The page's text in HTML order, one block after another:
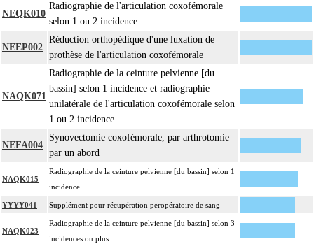
NEQK010
Radiographie de l'articulation coxofémorale
selon 1 ou 2 incidence
NEEP002
Réduction orthopédique d'une luxation de
prothèse de l'articulation coxofémorale
NAQK071
Radiographie de la ceinture pelvienne [du
bassin] selon 1 incidence et radiographie
unilatérale de l'articulation coxofémorale selon
1 ou 2 incidence
NEFA004
Synovectomie coxofémorale, par arthrotomie
par un abord
NAQK015
Radiographie de la ceinture pelvienne [du bassin] selon 1
incidence
YYYY041 Supplément pour récupération peropératoire de sang
NAQK023
Radiographie de la ceinture pelvienne [du bassin] selon 3
incidences ou plus